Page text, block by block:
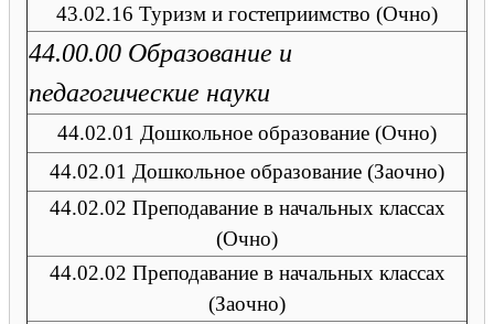
43.02.16 Туризм и гостеприимство (Очно)
44.00.00 Образование и
педагогические науки
44.02.01 Дошкольное образование (Очно)
44.02.01 Дошкольное образование (Заочно)
44.02.02 Преподавание в начальных классах
(Очно)
44.02.02 Преподавание в начальных классах
(Заочно)